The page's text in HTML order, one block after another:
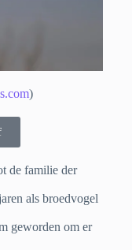
)
de familie der
als broedvogel
geworden om er